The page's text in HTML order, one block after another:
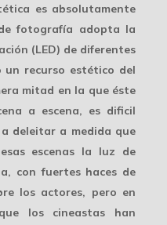
es absolutamente
fotografía adopta la
(LED) de diferentes
un recurso estético del
mitad en la que éste
a escena, es dificil
deleitar a medida que
escenas la luz de
con fuertes haces de
los actores, pero en
los cineastas han